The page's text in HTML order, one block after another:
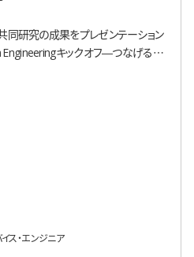
研究の成果をプレゼンテーション
Engineeringキックオフ―つなげる身
ス・エンジニア